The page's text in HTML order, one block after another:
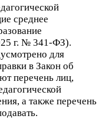
среднее
г. № 341-ФЗ).
для
в Закон об
перечень лиц,
а также перечень